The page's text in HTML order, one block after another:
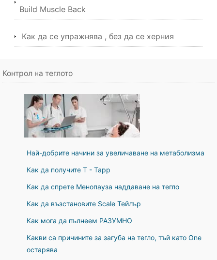
Build Muscle Back
Как да се упражнява , без да се херния
Контрол на теглото
Най-добрите начини за увеличаване на метаболизма
Как да получите T - Tapp
Как да спрете Менопауза наддаване на тегло
Как да възстановите Scale Тейлър
Как мога да пълнеем РАЗУМНО
Какви са причините за загуба на тегло, тъй като One
остарява